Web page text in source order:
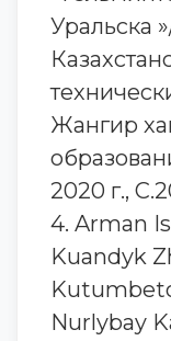
Уральска
Жангир
2020 г.,
4. Arman
Kuandyk
Nurlybay